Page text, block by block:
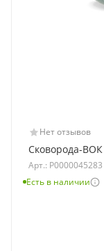
Нет отзывов
Сковорода-
Арт.: Р0000045283
Есть в наличии